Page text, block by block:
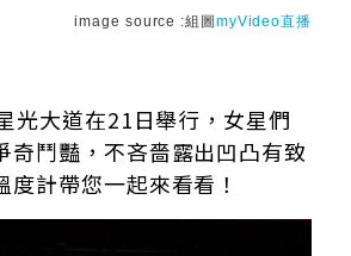
image source :組圖 myVideo直播
光大道在21日舉行，女星們
奇鬥豔，不吝嗇露出凹凸有致
度計帶您一起來看看！